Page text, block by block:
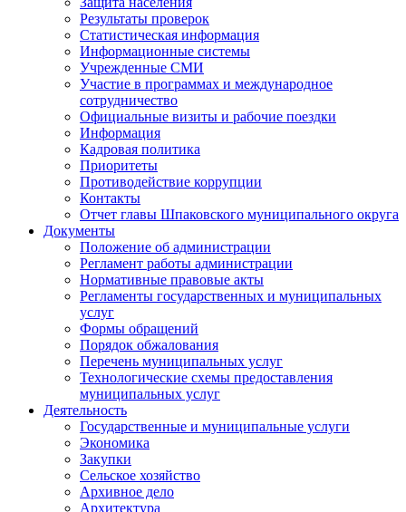
Результаты проверок
Статистическая информация
Информационные системы
Учрежденные СМИ
Участие в программах и международное
сотрудничество
Официальные визиты и рабочие поездки
Информация
Кадровая политика
Приоритеты
Противодействие коррупции
Контакты
Отчет главы Шпаковского муниципального округа
Документы
Положение об администрации
Регламент работы администрации
Нормативные правовые акты
Регламенты государственных и муниципальных
услуг
Формы обращений
Порядок обжалования
Перечень муниципальных услуг
Технологические схемы предоставления
муниципальных услуг
Деятельность
Государственные и муниципальные услуги
Экономика
Закупки
Сельское хозяйство
Архивное дело
Архитектура